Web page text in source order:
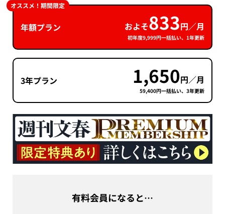
年額プラン およそ833円／月
初年度9,999円一括払い、1年更新
オススメ！期間限定
3年プラン 1,650円／月
59,400円一括払い、3年更新
有料会員になると…